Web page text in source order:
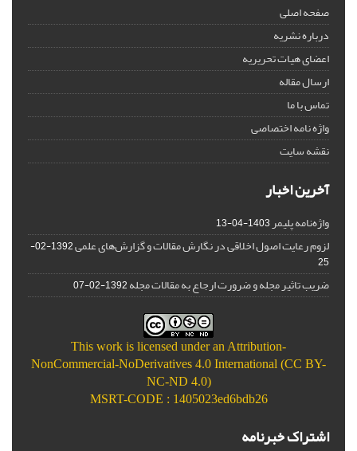
صفحه اصلی
درباره نشریه
اعضای هیات تحریریه
ارسال مقاله
تماس با ما
واژه نامه اختصاصی
نقشه سایت
آخرین اخبار
واژه‌نامه پلیمر1403-04-13
لزوم رعایت اصول اخلاقی در نگارش مقالات و گزارش‌‌های علمی
1392-02-
25
ضریب تاثیر مجله و ضرورت ارجاع به مقالات مجله1392-02-07
This work is licensed under an Attribution-
NonCommercial-NoDerivatives 4.0 International (CC BY-
NC-ND 4.0)
MSRT-CODE : 1405023ed6bdb26
اشتراک خبرنامه